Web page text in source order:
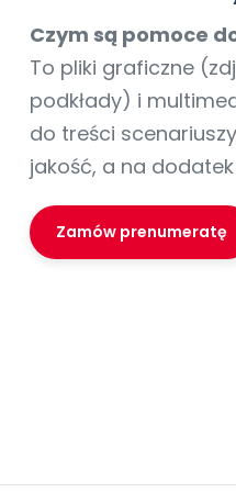
+48 12 631 04 10
O miesięczniku
O Akademii
Testuj przez 7
Czym są pomoce
To pliki graficzne
podkłady) i
do treści
jakość, a na
Zamów prenumeratę